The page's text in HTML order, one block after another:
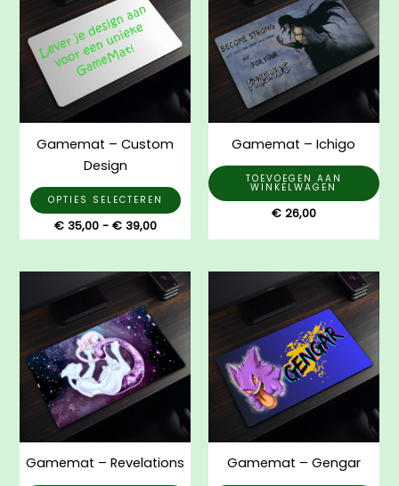
Gamemat – Custom
Design
OPTIES SELECTEREN
heeft
meerdere
variaties.
optie
kan
de
productpagina
€35,00 - €39,00
€ 39,00
Gamemat – Ichigo
TOEVOEGEN AAN
WINKELWAGEN
€26,00
Gamemat – Revelations Gamemat – Gengar